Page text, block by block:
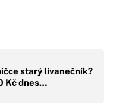
starý lívanečník?
Kč dnes…